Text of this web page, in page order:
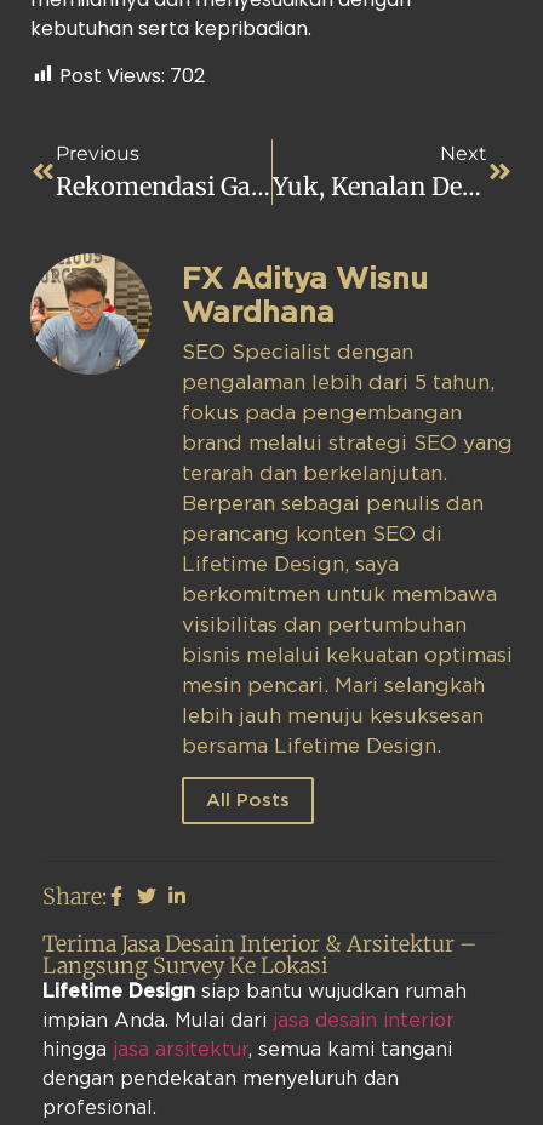
kebutuhan serta kepribadian.
Post Views: 702
Previous
Rekomendasi Gaya Desain Interior, Mana Favorit Anda?
Next
Yuk, Kenalan Dengan Desain Interior Minimalis
FX Aditya Wisnu
Wardhana
SEO Specialist dengan
pengalaman lebih dari 5 tahun,
fokus pada pengembangan
brand melalui strategi SEO yang
terarah dan berkelanjutan.
Berperan sebagai penulis dan
perancang konten SEO di
Lifetime Design, saya
berkomitmen untuk membawa
visibilitas dan pertumbuhan
bisnis melalui kekuatan optimasi
mesin pencari. Mari selangkah
lebih jauh menuju kesuksesan
bersama Lifetime Design.
All Posts
Share:
Terima Jasa Desain Interior & Arsitektur –
Langsung Survey Ke Lokasi
Lifetime Design siap bantu wujudkan rumah
impian Anda. Mulai dari jasa desain interior
hingga jasa arsitektur, semua kami tangani
dengan pendekatan menyeluruh dan
profesional.